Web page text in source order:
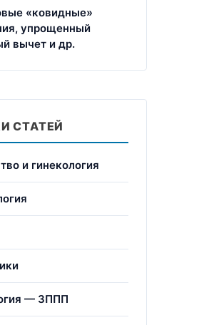
«ковидные»
упрощенный
вычет и др.
СТАТЕЙ
и гинекология
— ЗППП